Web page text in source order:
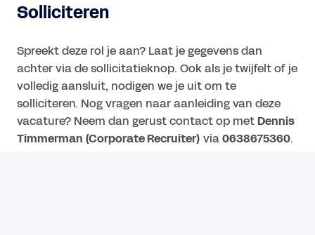
Solliciteren
Spreekt deze rol je aan? Laat je gegevens dan
achter via de sollicitatieknop. Ook als je twijfelt of je
volledig aansluit, nodigen we je uit om te
solliciteren. Nog vragen naar aanleiding van deze
vacature? Neem dan gerust contact op met Dennis
Timmerman (Corporate Recruiter) via0638675360.